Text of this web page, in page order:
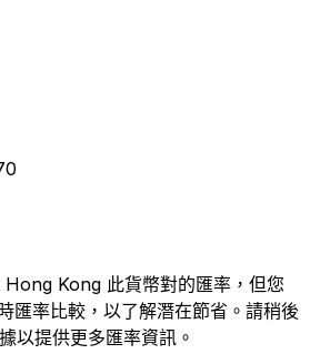
Kong 此貨幣對的匯率，但您
匯率比較，以了解潛在節省。請稍後
以提供更多匯率資訊。